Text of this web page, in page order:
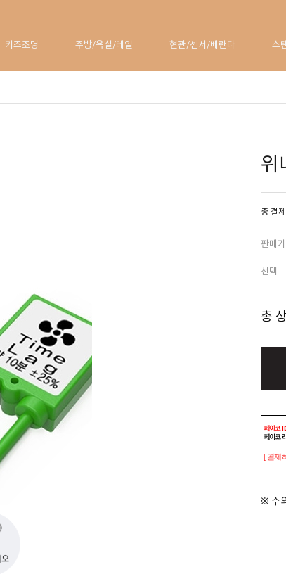
키즈조명 주방/욕실/레일 현관/센서/베란다 스
위
총 결
판매
선택
총
[ 결제
※ 주